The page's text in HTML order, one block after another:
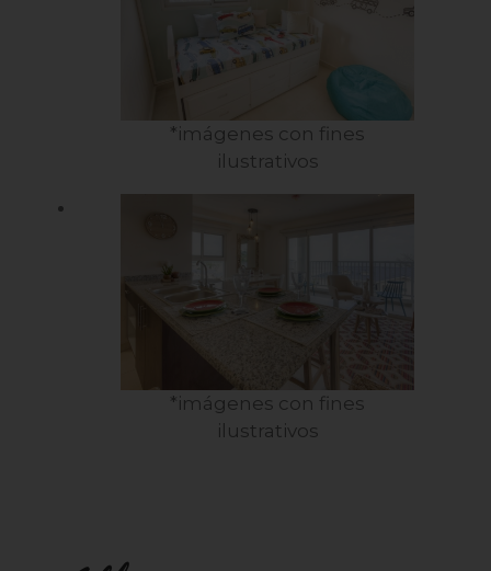
*imágenes con fines
ilustrativos
*imágenes con fines
ilustrativos